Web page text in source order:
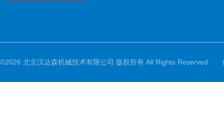
©2026 北京汉达森机械技术有限公司 版权所有 All Rights Reserved.